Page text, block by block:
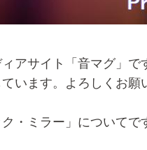
アサイト「音マグ」
います。よろしくお願
・ミラー」についてで